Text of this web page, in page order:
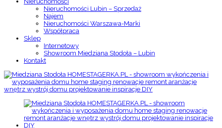
Nieruchomości Lubin – Sprzedaż
Najem
Nieruchomości Warszawa-Marki
Współpraca
Sklep
Internetowy
Showroom Miedziana Stodoła – Lubin
Kontakt